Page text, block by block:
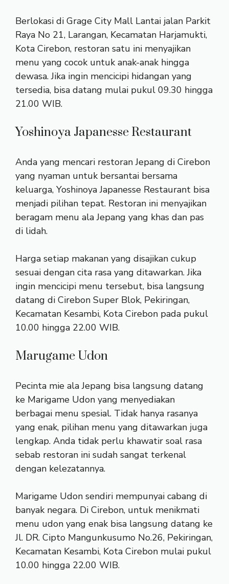
Berlokasi di Grage City Mall Lantai jalan Parkit
Raya No 21, Larangan, Kecamatan Harjamukti,
Kota Cirebon, restoran satu ini menyajikan
menu yang cocok untuk anak-anak hingga
dewasa. Jika ingin mencicipi hidangan yang
tersedia, bisa datang mulai pukul 09.30 hingga
21.00 WIB.
Yoshinoya Japanesse Restaurant
Anda yang mencari restoran Jepang di Cirebon
yang nyaman untuk bersantai bersama
keluarga, Yoshinoya Japanesse Restaurant bisa
menjadi pilihan tepat. Restoran ini menyajikan
beragam menu ala Jepang yang khas dan pas
di lidah.
Harga setiap makanan yang disajikan cukup
sesuai dengan cita rasa yang ditawarkan. Jika
ingin mencicipi menu tersebut, bisa langsung
datang di Cirebon Super Blok, Pekiringan,
Kecamatan Kesambi, Kota Cirebon pada pukul
10.00 hingga 22.00 WIB.
Marugame Udon
Pecinta mie ala Jepang bisa langsung datang
ke Marigame Udon yang menyediakan
berbagai menu spesial. Tidak hanya rasanya
yang enak, pilihan menu yang ditawarkan juga
lengkap. Anda tidak perlu khawatir soal rasa
sebab restoran ini sudah sangat terkenal
dengan kelezatannya.
Marigame Udon sendiri mempunyai cabang di
banyak negara. Di Cirebon, untuk menikmati
menu udon yang enak bisa langsung datang ke
Jl. DR. Cipto Mangunkusumo No.26, Pekiringan,
Kecamatan Kesambi, Kota Cirebon mulai pukul
10.00 hingga 22.00 WIB.